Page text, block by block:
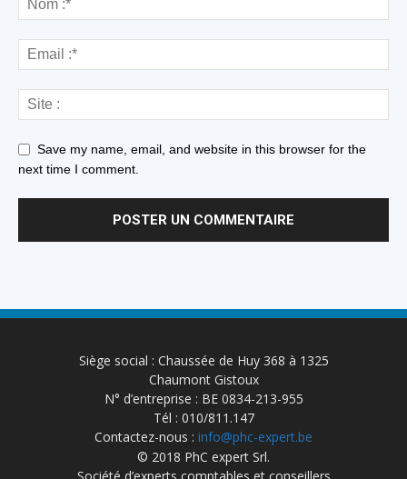
Save my name, email, and website in this browser for the
next time I comment.
Siège social : Chaussée de Huy 368 à 1325
Chaumont Gistoux
N° d’entreprise : BE 0834-213-955
Tél : 010/811.147
Contactez-nous : info@phc-expert.be
© 2018 PhC expert Srl.